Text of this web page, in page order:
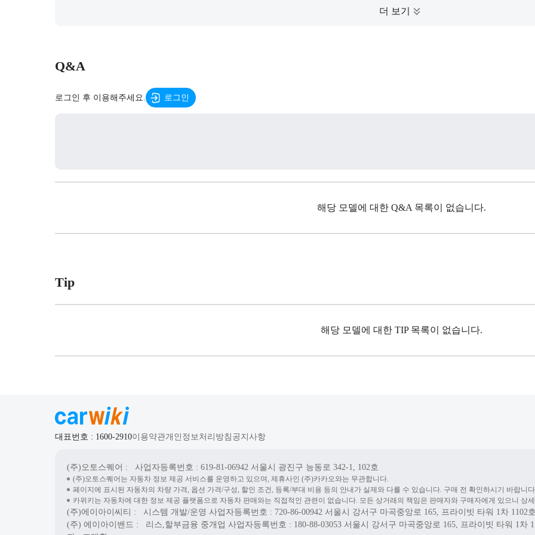
Q&A
로그인 후 이용해주세요. 로그인
해당 모델에 대한 Q&A 목록이 없습니다.
Tip
해당 모델에 대한 TIP 목록이 없습니다.
대표번호 : 1600-2910이용약관개인정보처리방침 공지사항
(주)오토스퀘어 : 사업자등록번호 : 619-81-06942 서울시 광진구 능동로 342-1, 102호
(주)오토스퀘어는 자동차 정보 제공 서비스를 운영하고 있으며, 제휴사인 (주)카카오와는 무관합니다.
페이지에 표시된 자동차의 차량 가격, 옵션 가격/구성, 할인 조건, 등록/부대 비용 등의 안내가 실제와 다를 수 있습니다. 구매 전 확인하시기 바랍니
카위키는 자동차에 대한 정보 제공 플랫폼으로 자동차 판매와는 직접적인 관련이 없습니다. 모든 상거래의 책임은 판매자와 구매자에게 있으니 상
(주)에이아이씨티 : 시스템 개발/운영 사업자등록번호 : 720-86-00942 서울시 강서구 마곡중앙로 165, 프라이빗 타워 1차 1102
(주) 에이아이밴드 : 리스,할부금융 중개업 사업자등록번호 : 180-88-03053 서울시 강서구 마곡중앙로 165, 프라이빗 타워 1차